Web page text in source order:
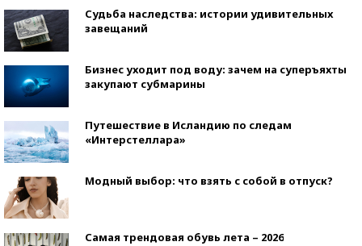
Судьба наследства: истории удивительных
завещаний
Бизнес уходит под воду: зачем на суперъяхты
закупают субмарины
Путешествие в Исландию по следам
«Интерстеллара»
Модный выбор: что взять с собой в отпуск?
Самая трендовая обувь лета – 2026